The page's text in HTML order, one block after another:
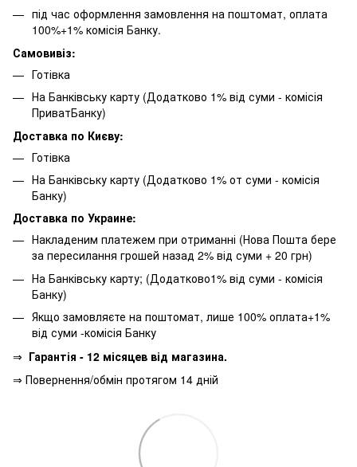
під час оформлення замовлення на поштомат, оплата
100%+1% комісія Банку.
Самовивіз:
Готівка
На Банківську карту (Додатково 1% від суми - комісія
ПриватБанку)
Доставка по Києву:
Готівка
На Банківську карту (Додатково 1% от суми - комісія
Банку)
Доставка по Украине:
Накладеним платежем при отриманні (Нова Пошта бере
за пересилання грошей назад 2% від суми + 20 грн)
На Банківську карту; (Додатково1% від суми - комісія
Банку)
Якщо замовляєте на поштомат, лише 100% оплата+1%
від суми -комісія Банку
⇒ Гарантія - 12 місяцев від магазина.
⇒ Повернення/обмін протягом 14 дній